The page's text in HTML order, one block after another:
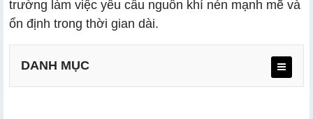
trường làm việc yêu cầu nguồn khí nén mạnh mẽ và
ổn định trong thời gian dài.
DANH MỤC